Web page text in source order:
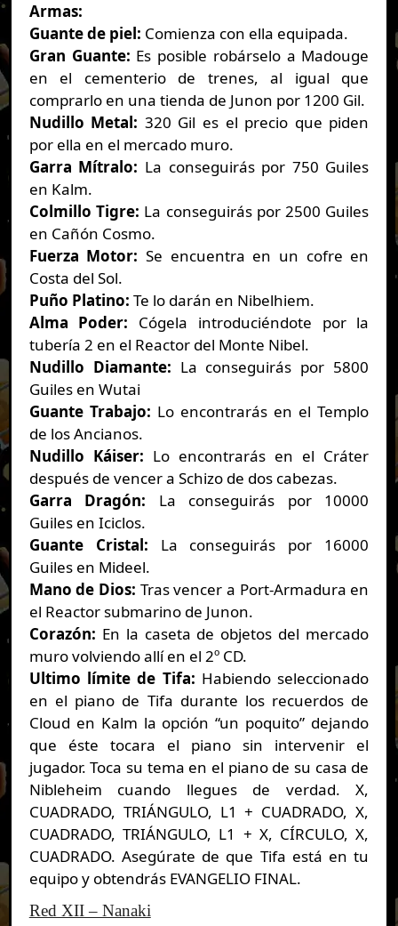
Armas:
Guante de piel: Comienza con ella equipada.
Gran Guante: Es posible robárselo a Madouge
en el cementerio de trenes, al igual que
comprarlo en una tienda de Junon por 1200 Gil.
Nudillo Metal: 320 Gil es el precio que piden
por ella en el mercado muro.
Garra Mítralo: La conseguirás por 750 Guiles
en Kalm.
Colmillo Tigre: La conseguirás por 2500 Guiles
en Cañón Cosmo.
Fuerza Motor: Se encuentra en un cofre en
Costa del Sol.
Puño Platino: Te lo darán en Nibelhiem.
Alma Poder: Cógela introduciéndote por la
tubería 2 en el Reactor del Monte Nibel.
Nudillo Diamante: La conseguirás por 5800
Guiles en Wutai
Guante Trabajo: Lo encontrarás en el Templo
de los Ancianos.
Nudillo Káiser: Lo encontrarás en el Cráter
después de vencer a Schizo de dos cabezas.
Garra Dragón: La conseguirás por 10000
Guiles en Iciclos.
Guante Cristal: La conseguirás por 16000
Guiles en Mideel.
Mano de Dios: Tras vencer a Port-Armadura en
el Reactor submarino de Junon.
Corazón: En la caseta de objetos del mercado
muro volviendo allí en el 2º CD.
Ultimo límite de Tifa: Habiendo seleccionado
en el piano de Tifa durante los recuerdos de
Cloud en Kalm la opción “un poquito” dejando
que éste tocara el piano sin intervenir el
jugador. Toca su tema en el piano de su casa de
Nibleheim cuando llegues de verdad. X,
CUADRADO, TRIÁNGULO, L1 + CUADRADO, X,
CUADRADO, TRIÁNGULO, L1 + X, CÍRCULO, X,
CUADRADO. Asegúrate de que Tifa está en tu
equipo y obtendrás EVANGELIO FINAL.
Red XII – Nanaki